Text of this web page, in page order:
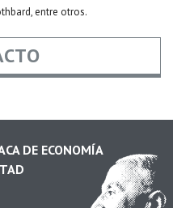
entre otros.
DE ECONOMÍA